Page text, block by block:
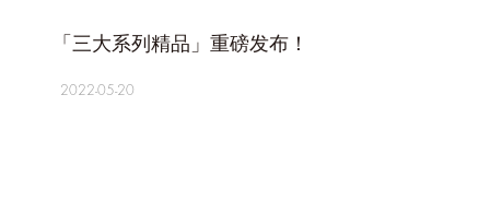
「三大系列精品」重磅发布！
2022-05-20